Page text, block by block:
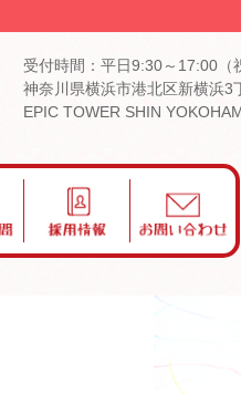
受付時間：平日9:30～17:00（
神奈川県横浜市港北区新横浜3
EPIC TOWER SHIN
い
合